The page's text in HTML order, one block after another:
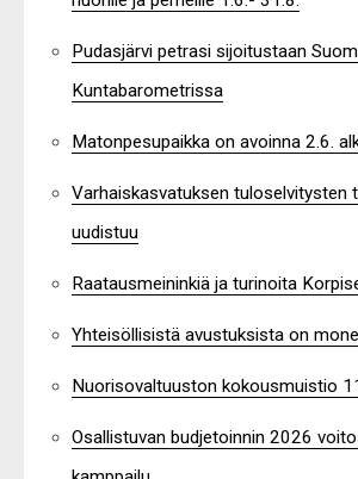
Pudasjärvi petrasi sijoitustaan
Kuntabarometrissa
Matonpesupaikka on avoinna 2.6.
Varhaiskasvatuksen tuloselvitysten
uudistuu
Raatausmeininkiä ja turinoita
Yhteisöllisistä avustuksista on
Nuorisovaltuuston kokousmuistio
Osallistuvan budjetoinnin 2026